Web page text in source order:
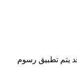
يتم تطبيق رسوم